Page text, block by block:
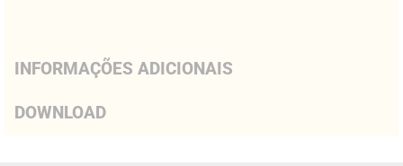
INFORMAÇÕES ADICIONAIS
DOWNLOAD